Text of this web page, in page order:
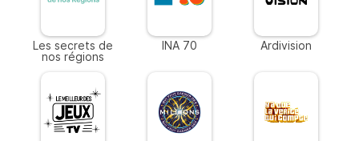
Les secrets de
nos régions
INA 70 Ardivision